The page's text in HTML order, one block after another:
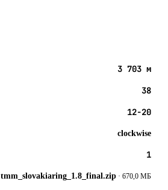
3 703 м
38
12-20
clockwise
1
tmm_slovakiaring_1.8_final.zip · 670,0 МБ